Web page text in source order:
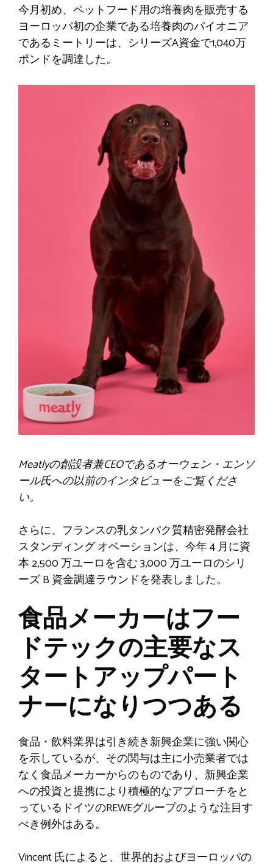
今月初め、ペットフード用の培養肉を販売する
ヨーロッパ初の企業である培養肉のパイオニア
であるミートリーは、シリーズA資金で1,040万
ポンドを調達した。 ​
Meatlyの創設者兼CEOであるオーウェン・エンソ
ール氏への以前のインタビューをご覧くださ
い。
さらに、フランスの乳タンパク質精密発酵会社
スタンディング オベーションは、今年 4 月に資
本 2,500 万ユーロを含む 3,000 万ユーロのシリ
ーズ B 資金調達ラウンドを発表しました。
食品メーカーはフー
ドテックの主要なス
タートアップパート
ナーになりつつある
食品・飲料業界は引き続き新興企業に強い関心
を示しているが、その関与は主に小売業者では
なく食品メーカーからのものであり、新興企業
への投資と提携により積極的なアプローチをと
っているドイツのREWEグループのような注目す
べき例外はある。
Vincent 氏によると、世界的およびヨーロッパの